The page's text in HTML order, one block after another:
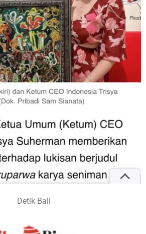
Detik Bali